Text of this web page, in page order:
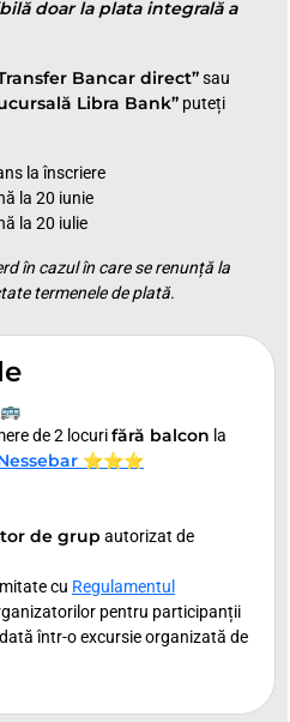
doar la plata integrală a
Bancar direct”sau
Libra Bank” puteți
la înscriere
la 20 iunie
la 20 iulie
în cazul în care se renunță la
termenele de plată.
🚌
de 2 locurifără balcon la
⭐⭐⭐
de grup autorizat de
cu Regulamentul
pentru participanții
într-o excursie organizată de